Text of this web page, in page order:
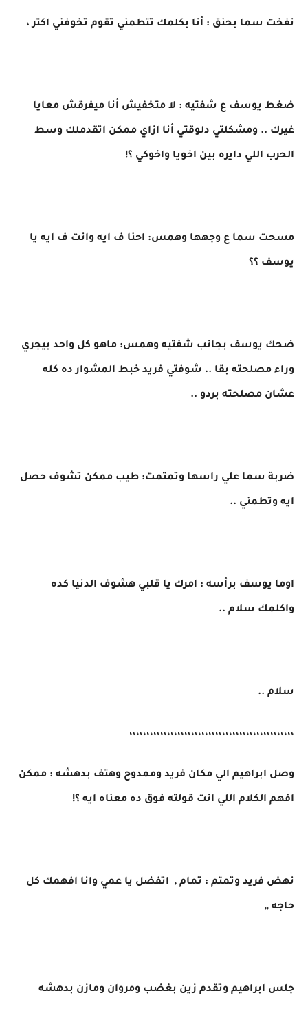
نفخت سما بحنق : أنا بكلمك تتطمني تقوم تخوفني اكتر ،
ضغط يوسف ع شفتيه : لا متخفيش أنا ميفرقش معايا
غيرك .. ومشكلتي دلوقتي أنا ازاي ممكن اتقدملك وسط
الحرب اللي دايره بين اخويا واخوكي ؟!
مسحت سما ع وجهها وهمس: احنا ف ايه وانت ف ايه يا
يوسف ؟؟
ضحك يوسف بجانب شفتيه وهمس: ماهو كل واحد بيجري
وراء مصلحته بقا .. شوفتي فريد خبط المشوار ده كله
عشان مصلحته بردو ..
ضربة سما علي راسها وتمتمت: طيب ممكن تشوف حصل
ايه وتطمني ..
اوما يوسف برأسه : امرك يا قلبي هشوف الدنيا كده
واكلمك سلام ..
سلام ..
،،،،،،،،،،،،،،،،،،،،،،،،،،،،،،،،،،،،،،،،،،،،،،،،
وصل ابراهيم الي مكان فريد وممدوح وهتف بدهشه : ممكن
افهم الكلام اللي انت قولته فوق ده معناه ايه ؟!
نهض فريد وتمتم : تمام , اتفضل يا عمي وانا افهمك كل
حاجه ,,
جلس ابراهيم وتقدم زين بغضب ومروان ومازن بدهشه